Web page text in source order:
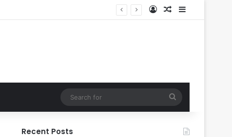
Log InRandom Article
Sidebar
for
Recent Posts